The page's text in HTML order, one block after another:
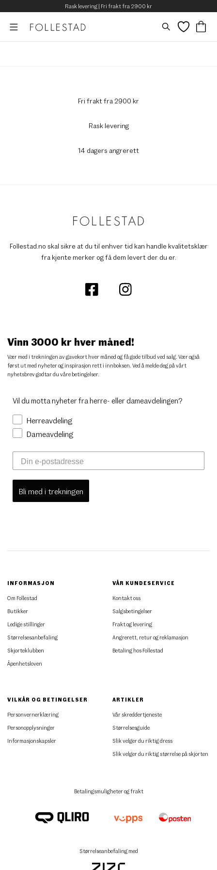
Rask levering | Fri frakt fra 2900 kr
Fri frakt fra 2900 kr
Rask levering
14 dagers angrerett
Follestad.no skal sikre at du til enhver tid kan handle kvalitetsklær
fra kjente merker og få dem levert der du er.
Vinn 3000 kr hver måned!
Vær med i trekningen av gavekort hver måned og få gode tilbud ved salg. Vær også
først ut med nyheter og inspirasjon rett i innboksen. Ved å melde deg på vårt
nyhetsbrev godtar du våre betingelser.
Vil du motta nyheter fra herre- eller dameavdelingen?
Herreavdeling
Dameavdeling
Bli med i trekningen
INFORMASJON
Om Follestad
Butikker
Ledige stillinger
Størrelsesanbefaling
Skjorteklubben
Åpenhetsloven
VÅR KUNDESERVICE
Kontakt oss
Salgsbetingelser
Frakt og levering
Angrerett, retur og reklamasjon
Betaling hos Follestad
VILKÅR OG BETINGELSER
Personvernerklæring
Personopplysninger
Informasjonskapsler
ARTIKLER
Vår skreddertjeneste
Størrelsesguide
Slik velger du riktig dress
Slik velger du riktig størrelse på skjorten
Betalingsmuligheter og frakt
Størrelseanbefaling med